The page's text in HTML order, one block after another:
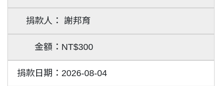
謝邦育
NT$300
2026-08-04